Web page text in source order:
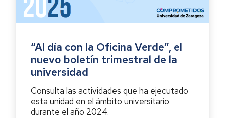
“Al día con la Oficina Verde”, el
nuevo boletín trimestral de la
universidad
Consulta las actividades que ha ejecutado
esta unidad en el ámbito universitario
durante el año 2024.